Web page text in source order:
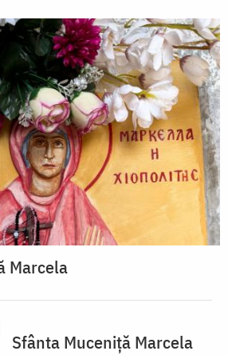
Marcela
Sfânta Muceniță Marcela